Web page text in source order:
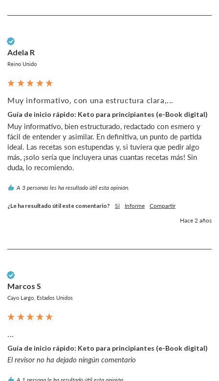
Adela R
Reino Unido
Muy informativo, con una estructura clara,...
Guía de inicio rápido: Keto para principiantes (e-Book digital)
Muy informativo, bien estructurado, redactado con esmero y
fácil de entender y asimilar. En definitiva, un punto de partida
ideal. Las recetas son estupendas y, si tuviera que pedir algo
más, ¡solo sería que incluyera unas cuantas recetas más! Sin
duda, lo recomiendo.
A 3 personas les ha resultado útil esta opinión.
¿Le ha resultado útil este comentario? Sí Informe
Compartir
Hace 2 años
Marcos S
Cayo Largo, Estados Unidos
Guía de inicio rápido: Keto para principiantes (e-Book digital)
El revisor no ha dejado ningún comentario